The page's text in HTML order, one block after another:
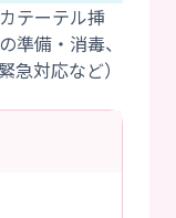
テーテル挿
準備・消毒、